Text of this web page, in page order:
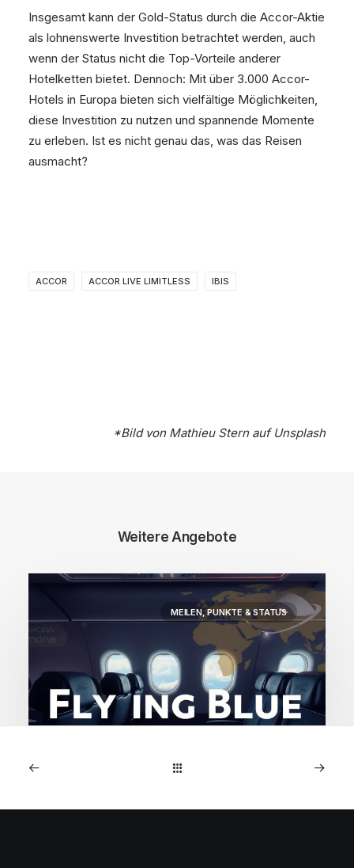
Insgesamt kann der Gold-Status durch die Accor-Aktie
als lohnenswerte Investition betrachtet werden, auch
wenn der Status nicht die Top-Vorteile anderer
Hotelketten bietet. Dennoch: Mit über 3.000 Accor-
Hotels in Europa bieten sich vielfältige Möglichkeiten,
diese Investition zu nutzen und spannende Momente
zu erleben. Ist es nicht genau das, was das Reisen
ausmacht?
ACCOR ACCOR LIVE LIMITLESS IBIS
*Bild von Mathieu Sternauf Unsplash
Weitere Angebote
MEILEN, PUNKTE & STATUS
2. Dezember 2025